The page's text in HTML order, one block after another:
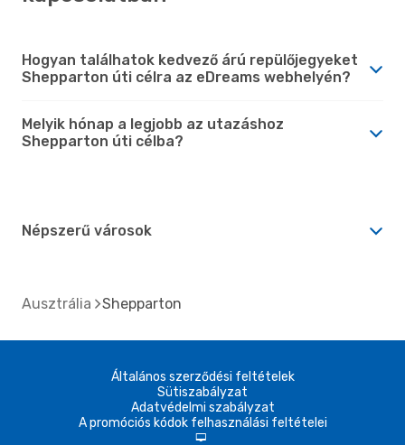
Hogyan találhatok kedvező árú repülőjegyeket
Shepparton úti célra az eDreams webhelyén?
Melyik hónap a legjobb az utazáshoz
Shepparton úti célba?
Népszerű városok
Ausztrália Shepparton
Általános szerződési feltételek
Sütiszabályzat
Adatvédelmi szabályzat
A promóciós kódok felhasználási feltételei
d